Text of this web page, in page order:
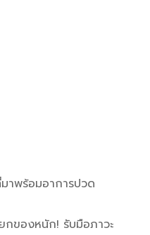
าพร้อมอาการปวด
ของหนัก! รับมือภาวะ